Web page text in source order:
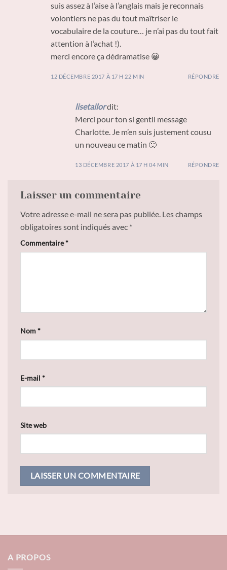
suis assez à l’aise à l’anglais mais je reconnais
volontiers ne pas du tout maîtriser le
vocabulaire de la couture… je n’ai pas du tout fait
attention à l’achat !).
merci encore ça dédramatise 😀
12 DÉCEMBRE 2017 À 17 H 22 MIN RÉPONDRE
lisetailordit:
Merci pour ton si gentil message
Charlotte. Je m’en suis justement cousu
un nouveau ce matin 🙂
13 DÉCEMBRE 2017 À 17 H 04 MIN RÉPONDRE
Laisser un commentaire
Votre adresse e-mail ne sera pas publiée. Les champs
obligatoires sont indiqués avec *
Commentaire*
Nom*
E-mail *
Site web
A PROPOS